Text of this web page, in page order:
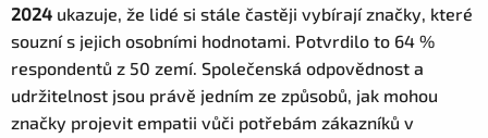
2024 ukazuje, že lidé si stále častěji vybírají značky, které
souzní s jejich osobními hodnotami. Potvrdilo to 64 %
respondentů z 50 zemí. Společenská odpovědnost a
udržitelnost jsou právě jedním ze způsobů, jak mohou
značky projevit empatii vůči potřebám zákazníků v